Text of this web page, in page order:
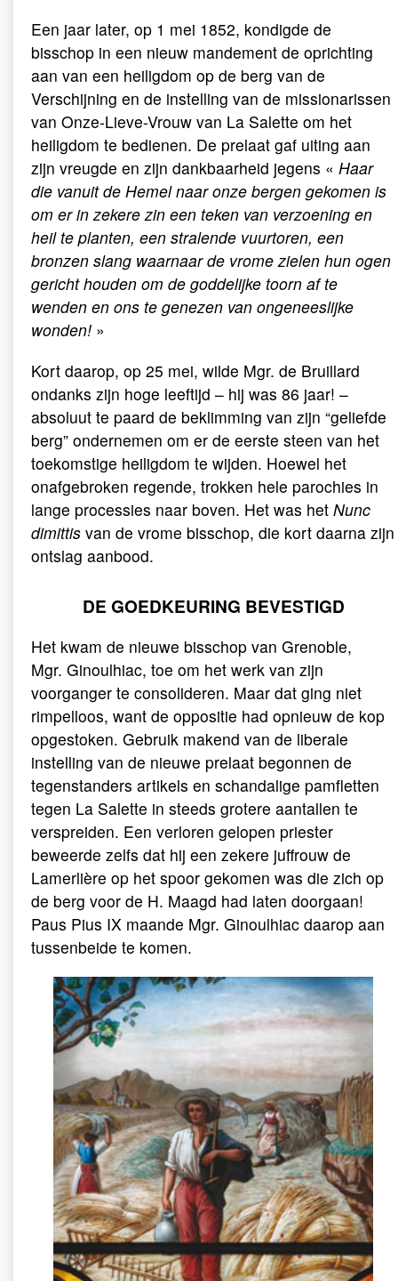
Een jaar later, op 1 mei 1852, kondigde de
bisschop in een nieuw mandement de oprichting
aan van een heiligdom op de berg van de
Verschijning en de instelling van de missionarissen
van Onze-Lieve-Vrouw van La Salette om het
heiligdom te bedienen. De prelaat gaf uiting aan
zijn vreugde en zijn dankbaarheid jegens « Haar
die vanuit de Hemel naar onze bergen gekomen is
om er in zekere zin een teken van verzoening en
heil te planten, een stralende vuurtoren, een
bronzen slang waarnaar de vrome zielen hun ogen
gericht houden om de goddelijke toorn af te
wenden en ons te genezen van ongeneeslijke
wonden! »
Kort daarop, op 25 mei, wilde Mgr. de Bruillard
ondanks zijn hoge leeftijd – hij was 86 jaar! –
absoluut te paard de beklimming van zijn “geliefde
berg” ondernemen om er de eerste steen van het
toekomstige heiligdom te wijden. Hoewel het
onafgebroken regende, trokken hele parochies in
lange processies naar boven. Het was het Nunc
dimittis van de vrome bisschop, die kort daarna zijn
ontslag aanbood.
DE GOEDKEURING BEVESTIGD
Het kwam de nieuwe bisschop van Grenoble,
Mgr. Ginoulhiac, toe om het werk van zijn
voorganger te consolideren. Maar dat ging niet
rimpelloos, want de oppositie had opnieuw de kop
opgestoken. Gebruik makend van de liberale
instelling van de nieuwe prelaat begonnen de
tegenstanders artikels en schandalige pamfletten
tegen La Salette in steeds grotere aantallen te
verspreiden. Een verloren gelopen priester
beweerde zelfs dat hij een zekere juffrouw de
Lamerlière op het spoor gekomen was die zich op
de berg voor de H. Maagd had laten doorgaan!
Paus Pius IX maande Mgr. Ginoulhiac daarop aan
tussenbeide te komen.